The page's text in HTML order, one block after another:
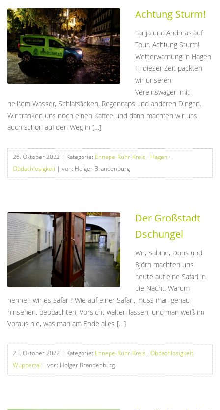
Achtung Sturm!
Tanja und Andreas auf
Tour. Achtung Sturm!
Wetterwarnung in Hagen
In dieser Zeit packten
wir unseren
Vereinswagen mit
heißem Wasser, Schlafsäcken, Regencaps und anderen Dingen.
Wir tranken uns noch einen Kaffee und dann machten wir uns
auch schon auf den Weg in […]
26. Oktober 2022 | Kategorie: Ennepe-Ruhr-Kreis · Hagen ·
Obdachlosigkeit | von: Holger Brandenburg
Der Großstadt
Dschungel
Wir, Sabine, Doris und
Björn machten uns
heute auf eine Safari in
die Nacht. Warum
nennen wir es Safari? Wie auf einer Safari, muss man genau
hinsehen, beobachten, Vorsicht walten lassen, und man weiß im
Voraus nie, was man am Ende alles […]
25. Oktober 2022 | Kategorie: Ennepe-Ruhr-Kreis · Obdachlosigkeit ·
Wuppertal | von: Holger Brandenburg